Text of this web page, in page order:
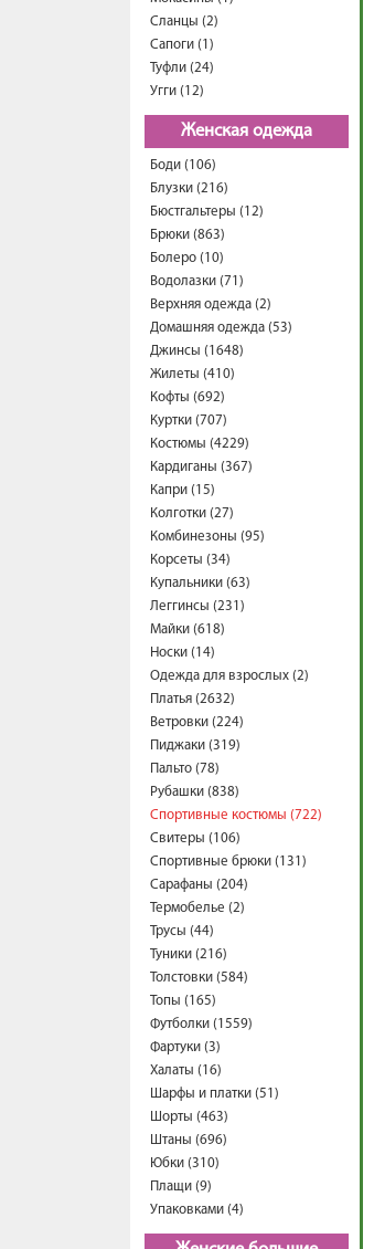
Сланцы (2)
Сапоги (1)
Туфли (24)
Угги (12)
Женская одежда
Боди (106)
Блузки (216)
Бюстгальтеры (12)
Брюки (863)
Болеро (10)
Водолазки (71)
Верхняя одежда (2)
Домашняя одежда (53)
Джинсы (1648)
Жилеты (410)
Кофты (692)
Куртки (707)
Костюмы (4229)
Кардиганы (367)
Капри (15)
Колготки (27)
Комбинезоны (95)
Корсеты (34)
Купальники (63)
Леггинсы (231)
Майки (618)
Носки (14)
Одежда для взрослых (2)
Платья (2632)
Ветровки (224)
Пиджаки (319)
Пальто (78)
Рубашки (838)
Спортивные костюмы (722)
Свитеры (106)
Спортивные брюки (131)
Сарафаны (204)
Термобелье (2)
Трусы (44)
Туники (216)
Толстовки (584)
Топы (165)
Футболки (1559)
Фартуки (3)
Халаты (16)
Шарфы и платки (51)
Шорты (463)
Штаны (696)
Юбки (310)
Плащи (9)
Упаковками (4)